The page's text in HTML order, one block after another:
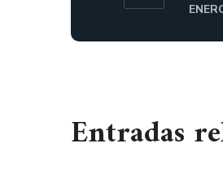
Entradas